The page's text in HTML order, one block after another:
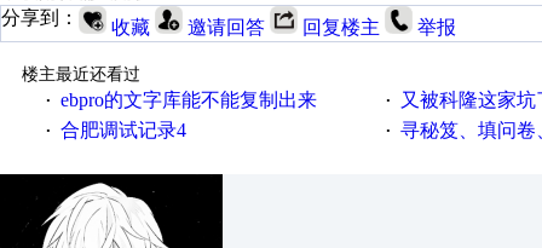
分享到：
收藏 邀请回答 回复楼主 举报
楼主最近还看过
· ebpro的文字库能不能复制出来 · 又被科隆这家坑
· 合肥调试记录4 · 寻秘笈、填问卷